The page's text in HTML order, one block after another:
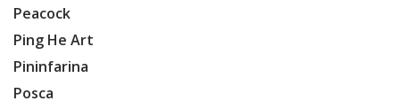
Peacock
Ping He Art
Pininfarina
Posca